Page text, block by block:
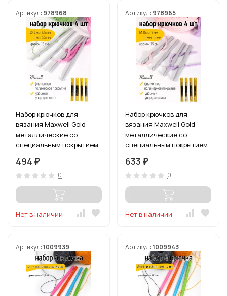
Артикул: 978968
Набор крючков для
вязания Maxwell Gold
металлические со
специальным покрытием
4.5 мм/ 5.0 мм/ 5.5 мм)
494 ₽
0
Нет в наличии
Артикул: 978965
Набор крючков для
вязания Maxwell Gold
металлические со
специальным покрытием
9.0 мм/ 10.0 мм/ 12.0 мм)
633 ₽
0
Нет в наличии
Артикул:1009939 Артикул:1009943